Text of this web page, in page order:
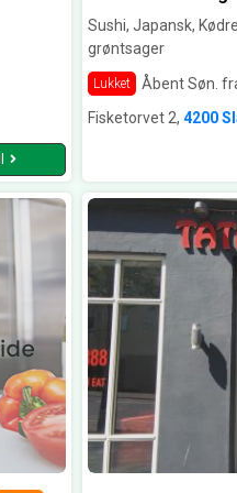
Sushi, Japansk,
grøntsager
Lukket
Åbent Søn.
Fisketorvet 2, 4200